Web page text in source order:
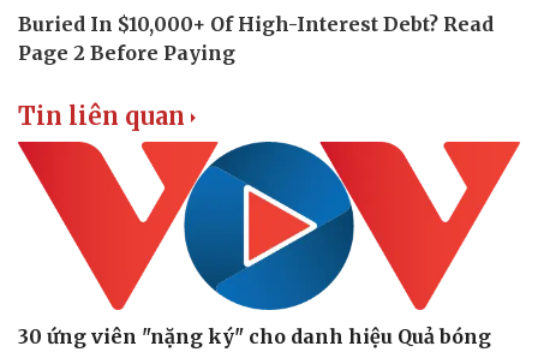
Tin liên quan
30 ứng viên "nặng ký" cho danh hiệu Quả bóng